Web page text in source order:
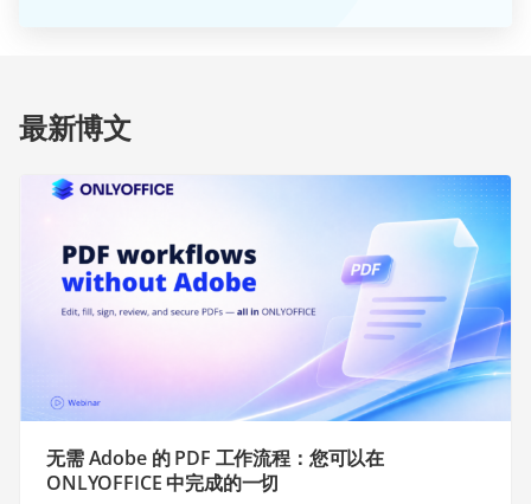
最新博文
无需 Adobe 的 PDF 工作流程：您可以在
ONLYOFFICE 中完成的一切